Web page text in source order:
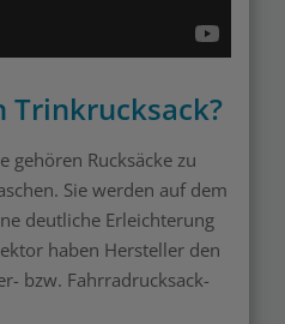
Trinkrucksack?
gehören Rucksäcke zu
Sie werden auf dem
deutliche Erleichterung
haben Hersteller den
bzw. Fahrradrucksack-